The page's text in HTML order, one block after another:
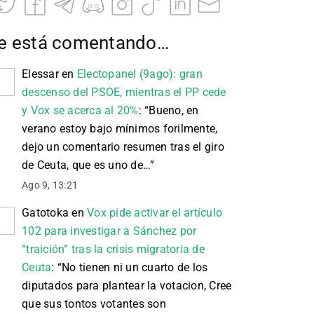
está comentando…
Elessaren Electopanel (9ago): gran
descenso del PSOE, mientras el PP cede
y Vox se acerca al 20%: “Bueno, en
verano estoy bajo mínimos forilmente,
dejo un comentario resumen tras el giro
de Ceuta, que es uno de…”
Ago 9, 13:21
Gatotoka en Vox pide activar el artículo
102 para investigar a Sánchez por
“traición” tras la crisis migratoria de
Ceuta: “No tienen ni un cuarto de los
diputados para plantear la votacion, Cree
que sus tontos votantes son